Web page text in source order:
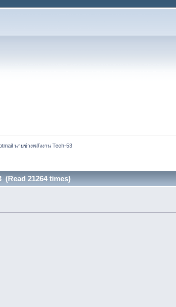
นายช่างพลังงาน Tech-53
(Read 21264 times)